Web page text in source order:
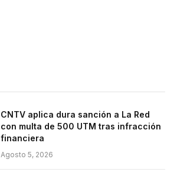
CNTV aplica dura sanción a La Red
con multa de 500 UTM tras infracción
financiera
Agosto 5, 2026